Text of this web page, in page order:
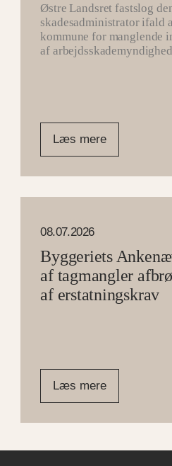
Østre Landsret fastslog
skadesadministrator ifald
kommune for manglende
af
Læs mere
08.07.2026
Byggeriets
af tagmangler
af erstatningskrav
Læs mere